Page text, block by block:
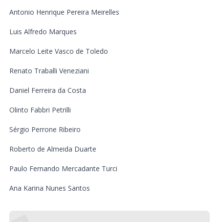
Antonio Henrique Pereira Meirelles
Luis Alfredo Marques
Marcelo Leite Vasco de Toledo
Renato Traballi Veneziani
Daniel Ferreira da Costa
Olinto Fabbri Petrilli
Sérgio Perrone Ribeiro
Roberto de Almeida Duarte
Paulo Fernando Mercadante Turci
Ana Karina Nunes Santos